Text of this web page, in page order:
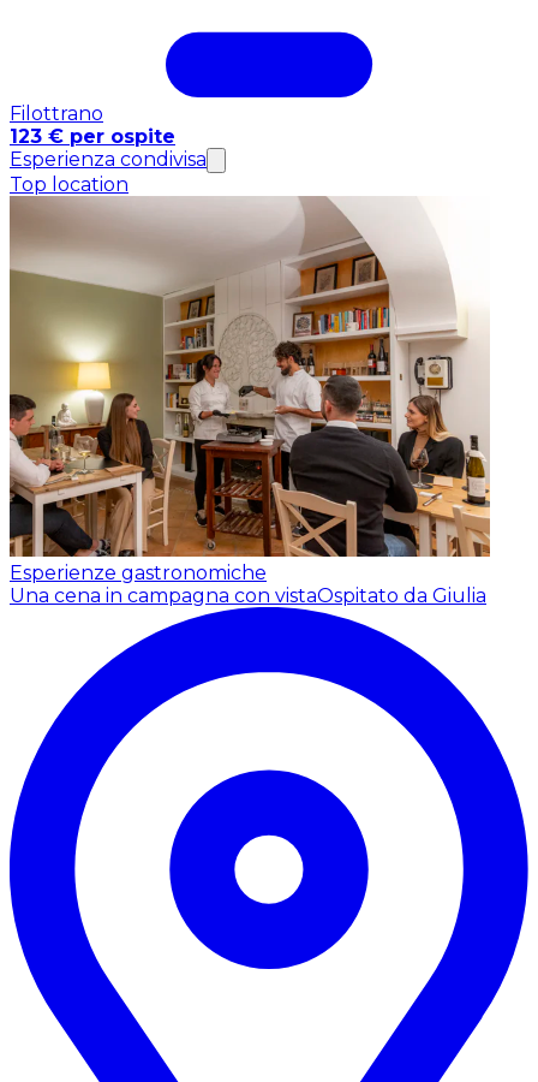
Filottrano
123 € per ospite
Esperienza condivisa
Top location
Esperienze gastronomiche
Una cena in campagna con vistaOspitato da Giulia